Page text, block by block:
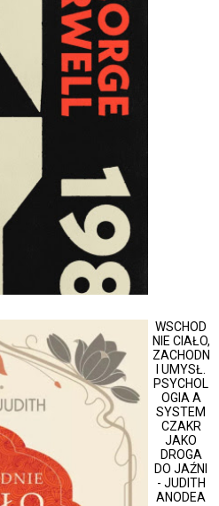
WSCHOD
NIE CIAŁO,
ZACHODN
I UMYSŁ.
PSYCHOL
OGIA A
SYSTEM
CZAKR
JAKO
DROGA
DO JAŹNI
- JUDITH
ANODEA